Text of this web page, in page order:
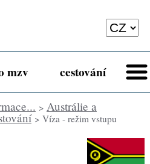
mzv cestování
> Austrálie a
> Víza - režim vstupu